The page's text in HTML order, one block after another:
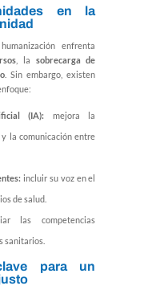
en la
enfrenta
, la sobrecarga de
. Sin embargo, existen
(IA): mejora la
la comunicación entre
incluir su voz en el
de salud.
las competencias
sanitarios.
para un